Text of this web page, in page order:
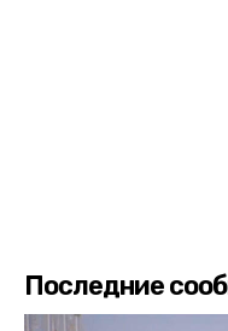
Последние